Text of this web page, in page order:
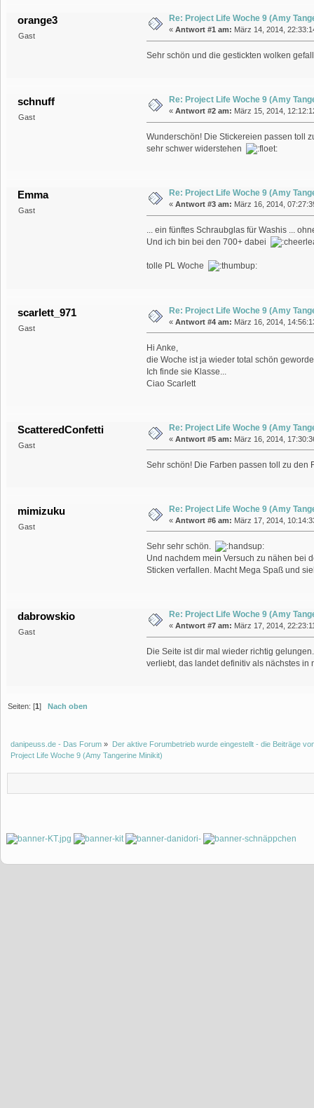
orange3
Gast
Re: Project Life Woche 9 (Amy
« Antwort #1 am: März 14, 2014,
Sehr schön und die gestickten wolken
schnuff
Gast
Re: Project Life Woche 9 (Amy
« Antwort #2 am: März 15, 2014,
Wunderschön! Die Stickereien passen toll
sehr schwer widerstehen
Emma
Gast
Re: Project Life Woche 9 (Amy
« Antwort #3 am: März 16, 2014,
... ein fünftes Schraubglas für Washis ...
Und ich bin bei den 700+ dabei
tolle PL Woche
scarlett_971
Gast
Re: Project Life Woche 9 (Amy
« Antwort #4 am: März 16, 2014,
Hi Anke,
die Woche ist ja wieder total schön
Ich finde sie Klasse...
Ciao Scarlett
ScatteredConfetti
Gast
Re: Project Life Woche 9 (Amy
« Antwort #5 am: März 16, 2014,
Sehr schön! Die Farben passen toll zu den
mimizuku
Gast
Re: Project Life Woche 9 (Amy
« Antwort #6 am: März 17, 2014,
Sehr sehr schön.
Und nachdem mein Versuch zu nähen bei
Sticken verfallen. Macht Mega Spaß und
dabrowskio
Gast
Re: Project Life Woche 9 (Amy
« Antwort #7 am: März 17, 2014,
Die Seite ist dir mal wieder richtig
verliebt, das landet definitiv als nächstes in
Seiten: [1] Nach oben
danipeuss.de - Das Forum » Der aktive Forumbetrieb wurde eingestellt - die Beiträge
Project Life Woche 9 (Amy Tangerine Minikit)